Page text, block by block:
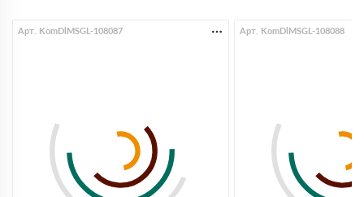
Арт. KomDlMSGL-108087 Арт. KomDlMSGL-108088